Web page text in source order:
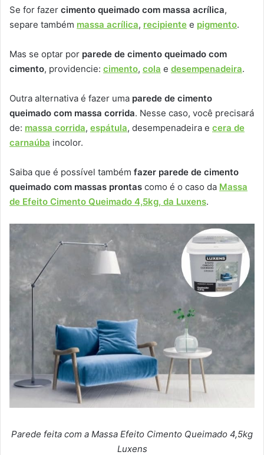
Se for fazer cimento queimado com massa acrílica,
separe também massa acrílica, recipiente e pigmento.
Mas se optar por parede de cimento queimado com
cimento, providencie: cimento, cola e desempenadeira.
Outra alternativa é fazer uma parede de cimento
queimado com massa corrida. Nesse caso, você precisará
de: massa corrida, espátula, desempenadeira e cera de
carnaúba incolor.
Saiba que é possível também fazer parede de cimento
queimado com massas prontas como é o caso da Massa
de Efeito Cimento Queimado 4,5kg, da Luxens.
Parede feita com a Massa Efeito Cimento Queimado 4,5kg
Luxens